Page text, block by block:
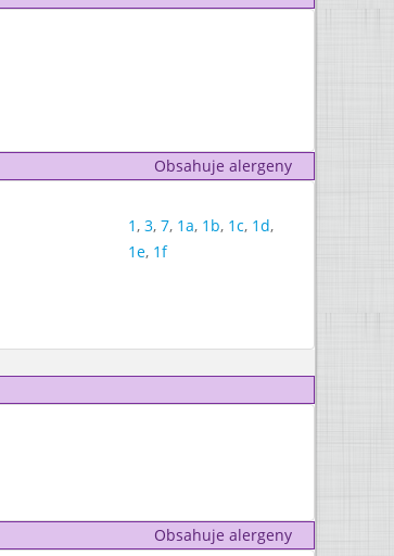
Obsahuje alergeny
1, 3, 7, 1a, 1b, 1c, 1d,
1e, 1f
Obsahuje alergeny